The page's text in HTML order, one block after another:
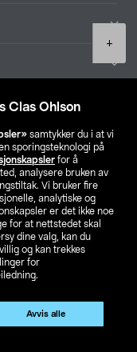
Clas Ohlson
samtykker du i at vi
sporingsteknologi på
for å
analysere bruken av
Vi bruker fire
analytiske og
er det ikke noe
for at nettstedet skal
dine valg, kan du
og kan trekkes
for
Avvis alle
+